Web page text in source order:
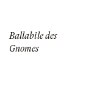
Ballabile des
Gnomes